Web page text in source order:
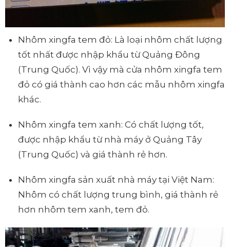
Nhôm xingfa tem đỏ: Là loại nhôm chất lượng
tốt nhất được nhập khẩu từ Quảng Đông
(Trung Quốc). Vì vậy mà cửa nhôm xingfa tem
đỏ có giá thành cao hơn các mẫu nhôm xingfa
khác.
Nhôm xingfa tem xanh: Có chất lượng tốt,
được nhập khẩu từ nhà máy ở Quảng Tây
(Trung Quốc) và giá thành rẻ hơn.
Nhôm xingfa sản xuất nhà máy tại Việt Nam:
Nhôm có chất lượng trung bình, giá thành rẻ
hơn nhôm tem xanh, tem đỏ.